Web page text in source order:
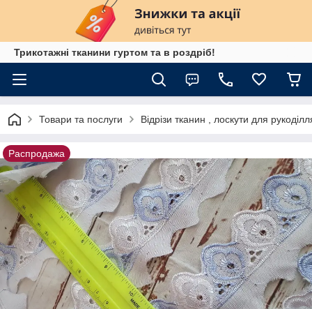
Трикотажні тканини гуртом та в роздріб!
Товари та послуги Відрізи тканин , лоскути для
Распродажа